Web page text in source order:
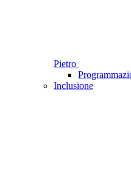
Pietro
Inclusione